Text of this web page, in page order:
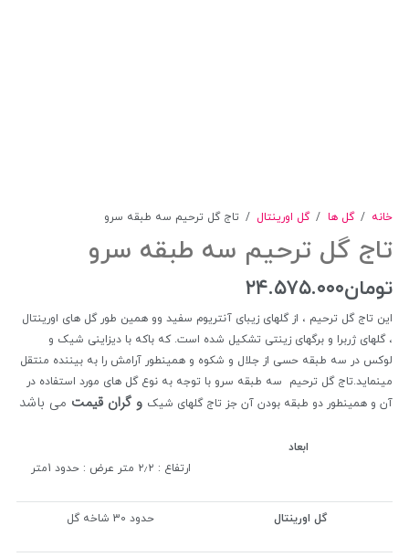
خانه / گل ها / گل اورینتال / تاج گل ترحیم سه طبقه سرو
تاج گل ترحیم سه طبقه سرو
تومان۲۴.۵۷۵.۰۰۰
این تاج گل ترحیم ، از گلهای زیبای آنتریوم سفید وو همین طور گل های اورینتال
، گلهای ژربرا و برگهای زینتی تشکیل شده است. که باکه با دیزاینی شیک و
لوکس در سه طبقه حسی از جلال و شکوه و همینطور آرامش را به بیننده منتقل
مینماید.تاج گل ترحیم سه طبقه سرو با توجه به نوع گل های مورد استفاده در
آن و همینطور دو طبقه بودن آن جز تاج گلهای شیک و گران قیمت می باشد
ابعاد
ارتفاع : ۲٫۲ متر عرض : حدود 1متر
گل اورینتال حدود 30 شاخه گل